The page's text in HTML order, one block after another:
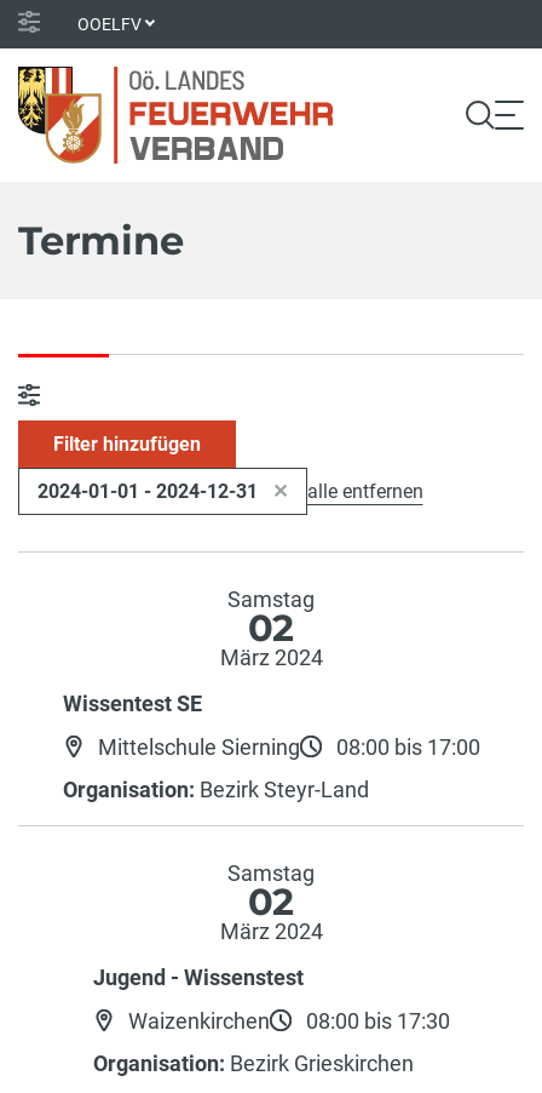
OOELFV
Termine
Filter hinzufügen
2024-01-01 - 2024-12-31 alle entfernen
Samstag
02
März 2024
Wissentest SE
Mittelschule Sierning
08:00 bis 17:00
Organisation: Bezirk Steyr-Land
Samstag
02
März 2024
Jugend - Wissenstest
Waizenkirchen
08:00 bis 17:30
Organisation: Bezirk Grieskirchen